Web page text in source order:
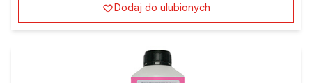
Dodaj do ulubionych